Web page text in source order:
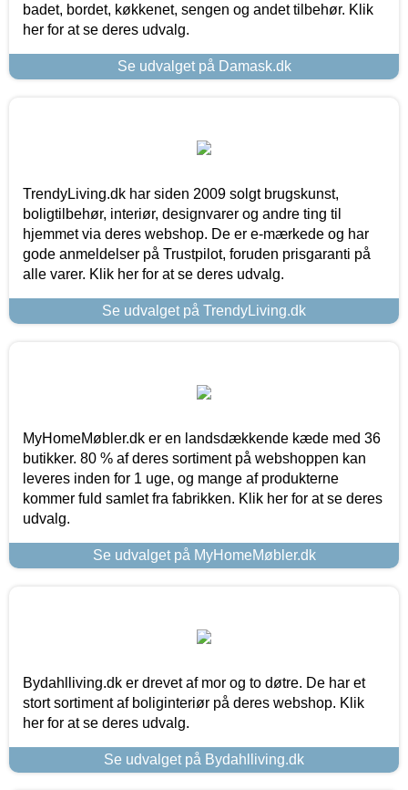
badet, bordet, køkkenet, sengen og andet tilbehør. Klik
her for at se deres udvalg.
Se udvalget på Damask.dk
TrendyLiving.dk har siden 2009 solgt brugskunst,
boligtilbehør, interiør, designvarer og andre ting til
hjemmet via deres webshop. De er e-mærkede og har
gode anmeldelser på Trustpilot, foruden prisgaranti på
alle varer. Klik her for at se deres udvalg.
Se udvalget på TrendyLiving.dk
MyHomeMøbler.dk er en landsdækkende kæde med 36
butikker. 80 % af deres sortiment på webshoppen kan
leveres inden for 1 uge, og mange af produkterne
kommer fuld samlet fra fabrikken. Klik her for at se deres
udvalg.
Se udvalget på MyHomeMøbler.dk
Bydahlliving.dk er drevet af mor og to døtre. De har et
stort sortiment af boliginteriør på deres webshop. Klik
her for at se deres udvalg.
Se udvalget på Bydahlliving.dk